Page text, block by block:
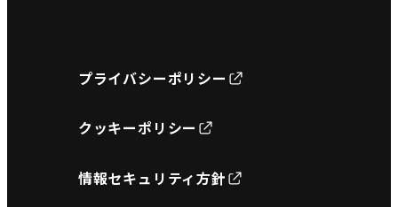
プライバシーポリシー
クッキーポリシー
情報セキュリティ方針